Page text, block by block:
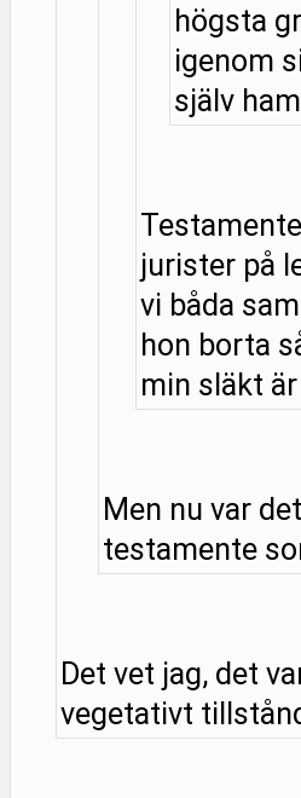
högsta
igenom
själv
jurister på
vi båda
hon borta
min släkt
Men nu var
testamente
Det vet jag, det
vegetativt